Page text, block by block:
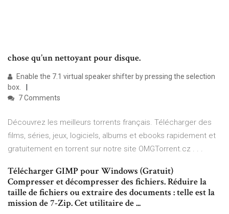
chose qu’un nettoyant pour disque.
Enable the 7.1 virtual speaker shifter by pressing the selection
box.
7 Comments
Découvrez les meilleurs torrents français. Télécharger des
films, séries, jeux, logiciels, albums et ebooks rapidement et
gratuitement en torrent sur notre site OMGTorrent.cz . . .
Télécharger GIMP pour Windows (Gratuit)
Compresser et décompresser des fichiers. Réduire la
taille de fichiers ou extraire des documents : telle est la
mission de 7-Zip. Cet utilitaire de ...